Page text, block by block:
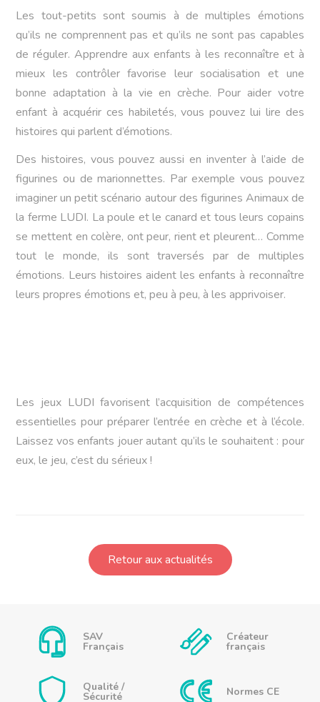
Les tout-petits sont soumis à de multiples émotions
qu’ils ne comprennent pas et qu’ils ne sont pas capables
de réguler. Apprendre aux enfants à les reconnaître et à
mieux les contrôler favorise leur socialisation et une
bonne adaptation à la vie en crèche. Pour aider votre
enfant à acquérir ces habiletés, vous pouvez lui lire des
histoires qui parlent d’émotions.
Des histoires, vous pouvez aussi en inventer à l’aide de
figurines ou de marionnettes. Par exemple vous pouvez
imaginer un petit scénario autour des figurines Animaux de
la ferme LUDI. La poule et le canard et tous leurs copains
se mettent en colère, ont peur, rient et pleurent… Comme
tout le monde, ils sont traversés par de multiples
émotions. Leurs histoires aident les enfants à reconnaître
leurs propres émotions et, peu à peu, à les apprivoiser.
Les jeux LUDI favorisent l’acquisition de compétences
essentielles pour préparer l’entrée en crèche et à l’école.
Laissez vos enfants jouer autant qu’ils le souhaitent : pour
eux, le jeu, c’est du sérieux !
Retour aux actualités
SAV
Français
Créateur
français
Qualité /
Sécurité Normes CE